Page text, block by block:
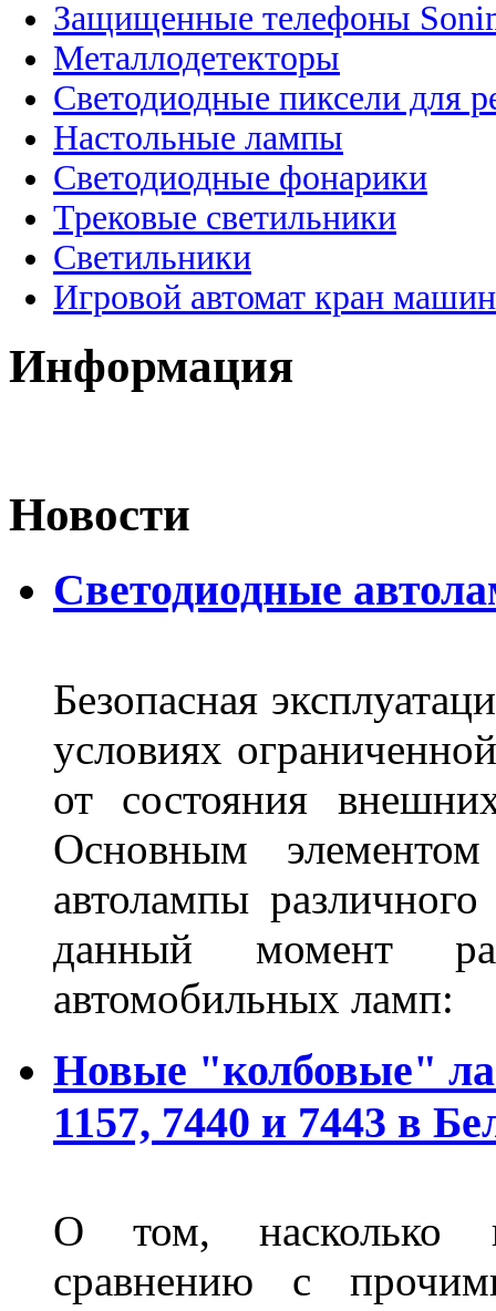
Защищенные телефоны
Металлодетекторы
Светодиодные пиксели для
Настольные лампы
Светодиодные фонарики
Трековые светильники
Светильники
Игровой автомат кран
Информация
Новости
Светодиодные
Безопасная
условиях
от состояния
Основным
автолампы
данный момент
автомобильных ламп:
Новые "колбовые"
1157, 7440 и 7443 в
О том, насколько
сравнению с